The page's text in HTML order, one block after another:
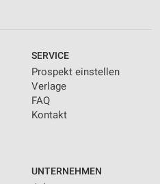
SERVICE
Prospekt einstellen
Verlage
FAQ
Kontakt
UNTERNEHMEN